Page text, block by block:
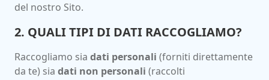
del nostro Sito.
2. QUALI TIPI DI DATI RACCOGLIAMO?
Raccogliamo sia dati personali (forniti direttamente
da te) sia dati non personali (raccolti